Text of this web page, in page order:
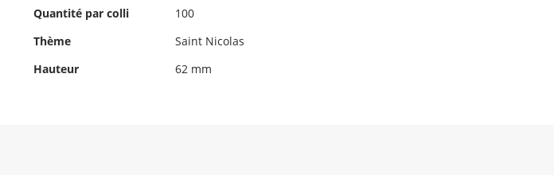
Quantité par colli
100
Thème
Saint Nicolas
Hauteur
62 mm